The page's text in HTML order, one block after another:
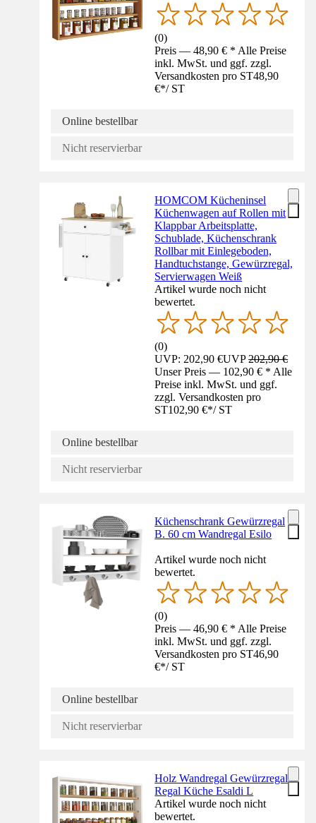
(0)
Preis — 48,90 € * Alle Preise
inkl. MwSt. und ggf. zzgl.
Versandkosten pro ST48,90
€*/ ST
Online bestellbar
Nicht reservierbar
HOMCOM Kücheninsel
Küchenwagen auf Rollen mit
Klappbar Arbeitsplatte,
Schublade, Küchenschrank
Rollbar mit Einlegeboden,
Handtuchstange, Gewürzregal,
Servierwagen Weiß
Artikel wurde noch nicht
bewertet.
(0)
UVP: 202,90 €UVP202,90 €
Unser Preis — 102,90 € * Alle
Preise inkl. MwSt. und ggf.
zzgl. Versandkosten pro
ST102,90 €*/ ST
Online bestellbar
Nicht reservierbar
Küchenschrank Gewürzregal
B. 60 cm Wandregal Esilo
Artikel wurde noch nicht
bewertet.
(0)
Preis — 46,90 € * Alle Preise
inkl. MwSt. und ggf. zzgl.
Versandkosten pro ST46,90
€*/ ST
Online bestellbar
Nicht reservierbar
Holz Wandregal Gewürzregal
Regal Küche Esaldi L
Artikel wurde noch nicht
bewertet.